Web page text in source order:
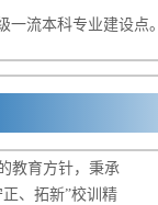
一流本科专业建设点。
教育方针，秉承
、拓新”校训精